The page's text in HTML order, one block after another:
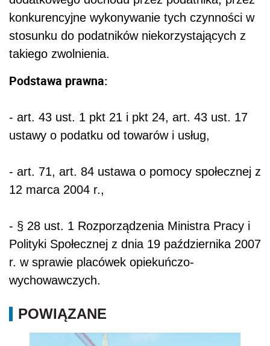
konkurencyjne wykonywanie tych czynności w
stosunku do podatników niekorzystających z
takiego zwolnienia.
Podstawa prawna:
- art. 43 ust. 1 pkt 21 i pkt 24, art. 43 ust. 17
ustawy o podatku od towarów i usług,
- art. 71, art. 84 ustawa o pomocy społecznej z
12 marca 2004 r.,
- § 28 ust. 1 Rozporządzenia Ministra Pracy i
Polityki Społecznej z dnia 19 października 2007
r. w sprawie placówek opiekuńczo-
wychowawczych.
POWIĄZANE